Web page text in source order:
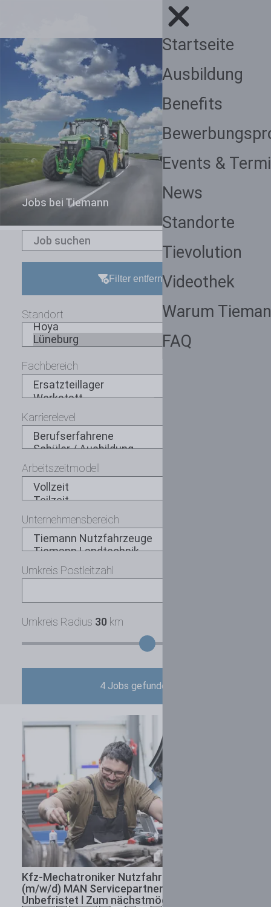
Startseite
Ausbildung
Benefits
Events &
News
Standorte
Tievolution
Videothek
Warum
FAQ
Jobs bei Tiemann
Filter entfernen
Standort
Fachbereich
Karrierelevel
Arbeitszeitmodell
Unternehmensbereich
Umkreis Postleitzahl
Umkreis Radius 30 km
4Jobs gefunden
Kfz-Mechatroniker Nutzfahrzeugtechnik
(m/w/d) MAN Servicepartner
Unbefristet l Zum nächstmöglichen Zeitpunkt